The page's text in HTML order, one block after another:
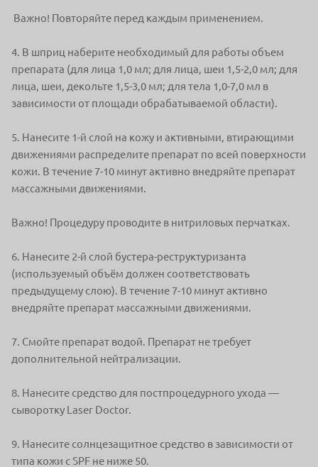
Важно! Повторяйте перед каждым применением.
4. В шприц наберите необходимый для работы объем
препарата (для лица 1,0 мл; для лица, шеи 1,5-2,0 мл; для
лица, шеи, декольте 1,5-3,0 мл; для тела 1,0-7,0 мл в
зависимости от площади обрабатываемой области).
5. Нанесите 1-й слой на кожу и активными, втирающими
движениями распределите препарат по всей поверхности
кожи. В течение 7-10 минут активно внедряйте препарат
массажными движениями.
Важно! Процедуру проводите в нитриловых перчатках.
6. Нанесите 2-й слой бустера-реструктуризанта
(используемый объём должен соответствовать
предыдущему слою). В течение 7-10 минут активно
внедряйте препарат массажными движениями.
7. Смойте препарат водой. Препарат не требует
дополнительной нейтрализации.
8. Нанесите средство для постпроцедурного ухода —
сыворотку Laser Doctor.
9. Нанесите солнцезащитное средство в зависимости от
типа кожи с SPF не ниже 50.